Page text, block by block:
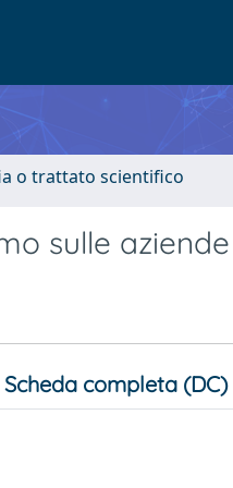
o trattato scientifico
sulle
Scheda completa (DC)